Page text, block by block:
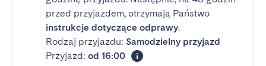
przed przyjazdem, otrzymają Państwo
instrukcje dotyczące odprawy.
Rodzaj przyjazdu: Samodzielny przyjazd
Przyjazd: od 16:00